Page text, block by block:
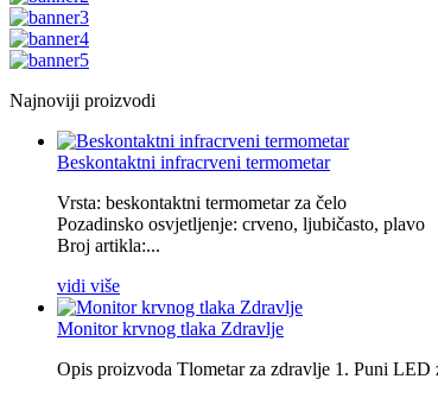
Najnoviji proizvodi
Beskontaktni infracrveni termometar
Vrsta: beskontaktni termometar za čelo
Pozadinsko osvjetljenje: crveno, ljubičasto, plavo
Broj artikla:...
vidi više
Monitor krvnog tlaka Zdravlje
Opis proizvoda Tlometar za zdravlje 1. Puni